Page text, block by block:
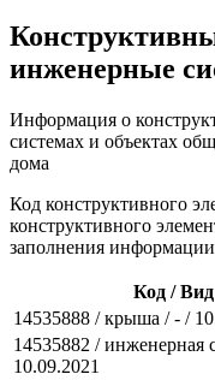
инженерные
Информация о
системах и объектах
дома
Код конструктивного
конструктивного
заполнения информации
Код /
14535888 / крыша / - /
14535882 / инженерная
10.09.2021